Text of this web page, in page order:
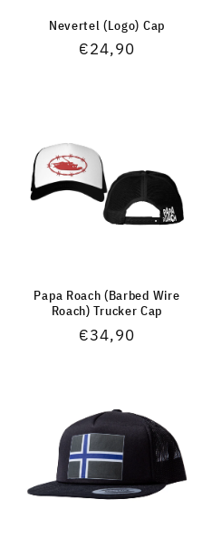
Nevertel (Logo) Cap
Normaler
€24,90
Papa Roach (Barbed Wire
Roach) Trucker Cap
Normaler
€34,90